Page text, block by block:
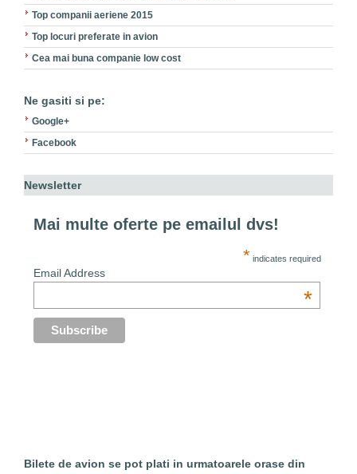
Top companii aeriene 2015
Top locuri preferate in avion
Cea mai buna companie low cost
Ne gasiti si pe:
Google+
Facebook
Newsletter
Mai multe oferte pe emailul dvs!
* indicates required
Email Address
*
Bilete de avion se pot plati in urmatoarele orase din